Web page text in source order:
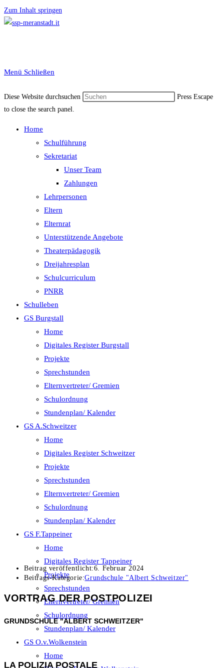
Zum Inhalt springen
Menü Schließen
Diese Website durchsuchen
Press Escape
to close the search panel.
Home
Schulführung
Sekretariat
Unser Team
Zahlungen
Lehrpersonen
Eltern
Elternrat
Unterstützende Angebote
Theaterpädagogik
Dreijahresplan
Schulcurriculum
PNRR
Schulleben
GS Burgstall
Home
Digitales Register Burgstall
Projekte
Sprechstunden
Elternvertreter/ Gremien
Schulordnung
Stundenplan/ Kalender
GS A.Schweitzer
Home
Digitales Register Schweitzer
Projekte
Sprechstunden
Elternvertreter/ Gremien
Schulordnung
Stundenplan/ Kalender
GS F.Tappeiner
Home
Digitales Register Tappeiner
Projekte
Sprechstunden
Elternvertreter/ Gremien
Schulordnung
Stundenplan/ Kalender
GS O.v.Wolkenstein
Home
Beitrag veröffentlicht:6. Februar 2024
Beitrags-Kategorie:Grundschule "Albert Schweitzer"
VORTRAG DER POSTPOLIZEI
GRUNDSCHULE "ALBERT SCHWEITZER"
LA POLIZIA POSTALE